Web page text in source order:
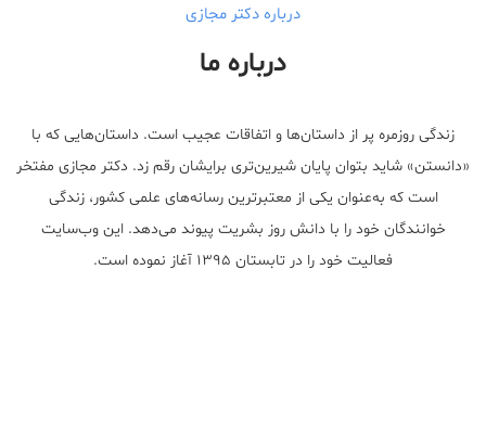
درباره دکتر مجازی
درباره ما
زندگی روزمره پر از داستان‌ها و اتفاقات عجیب است. داستان‌هایی که با
«دانستن» شاید بتوان پایان شیرین‌تری برایشان رقم زد. دکتر مجازی مفتخر
است که به‌عنوان یکی از معتبر‌ترین رسانه‌های علمی کشور، زندگی
خوانندگان خود را با دانش روز بشریت پیوند می‌دهد. این وب‌سایت
فعالیت خود را در تابستان ۱۳۹۵ آغاز نموده است.